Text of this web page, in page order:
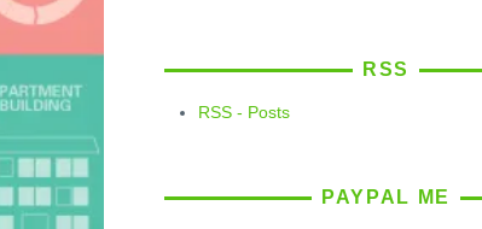
RSS
RSS - Posts
PAYPAL ME